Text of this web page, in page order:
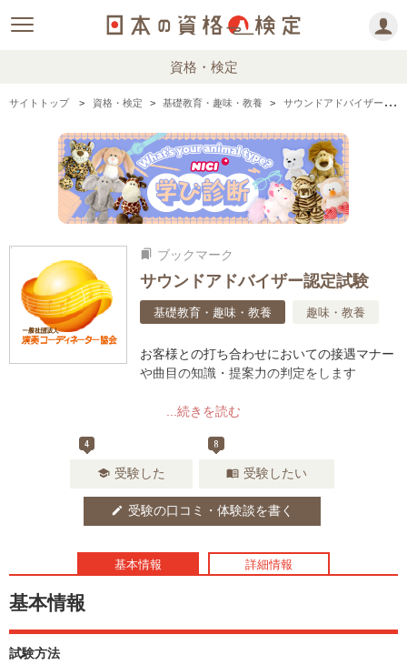
資格・検定
サイトトップ 資格・検定 基礎教育・趣味・教養 サウンドアドバイザー認定試験の情報まとめ
bookmarks ブックマーク
サウンドアドバイザー認定試験
基礎教育・趣味・教養 趣味・教養
...続きを読む
お客様との打ち合わせにおいての接遇マナー
や曲目の知識・提案力の判定をします
4
school 受験した
8
menu_book 受験したい
edit 受験の口コミ・体験談を書く
基本情報 詳細情報
基本情報
試験方法